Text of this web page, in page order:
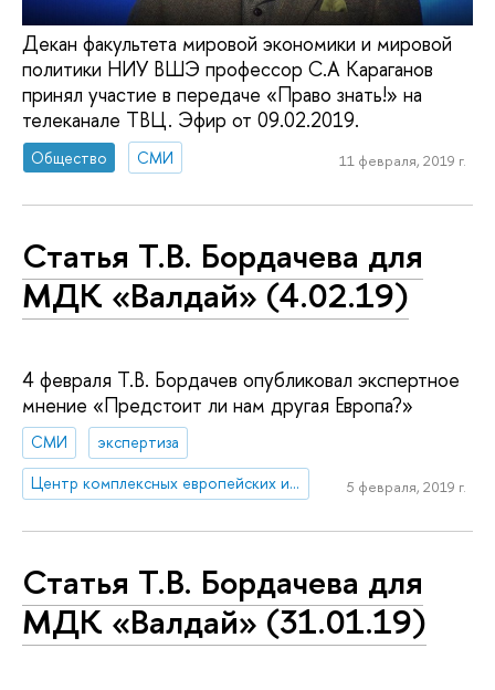
Декан факультета мировой экономики и мировой
политики НИУ ВШЭ профессор С.А Караганов
принял участие в передаче «Право знать!» на
телеканале ТВЦ. Эфир от 09.02.2019.
Общество СМИ 11 февраля, 2019 г.
Статья Т.В. Бордачева для
МДК «Валдай» (4.02.19)
4 февраля Т.В. Бордачев опубликовал экспертное
мнение «Предстоит ли нам другая Европа?»
СМИ
экспертиза
Центр комплексных европейских и международных исследований (ЦКЕМИ)
5 февраля, 2019 г.
Статья Т.В. Бордачева для
МДК «Валдай» (31.01.19)